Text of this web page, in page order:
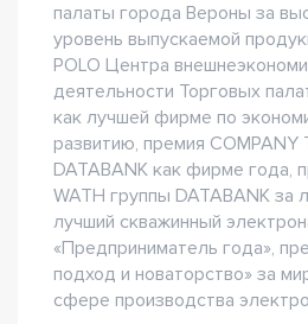
палаты города Вероны за
уровень выпускаемой
POLO Центра
деятельности Торговых
как лучшей фирме по
развитию, премия COMPANY
DATABANK как фирме года,
WATH группы DATABANK за
лучший скважинный
«Предприниматель года»,
подход и новаторство» за
сфере производства